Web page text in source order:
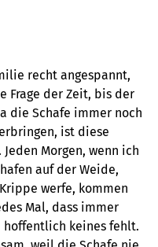
recht angespannt,
Frage der Zeit, bis der
die Schafe immer noch
ist diese
Morgen, wenn ich
auf der Weide,
werfe, kommen
Mal, dass immer
hoffentlich keines fehlt.